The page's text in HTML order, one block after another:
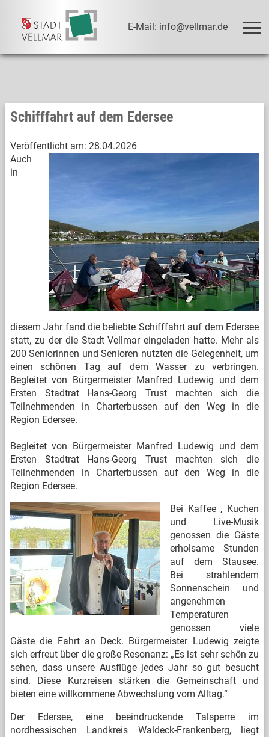
E-Mail: info@vellmar.de
Schifffahrt auf dem Edersee
Veröffentlicht am: 28.04.2026
Auch
in
diesem Jahr fand die beliebte Schifffahrt auf dem Edersee
statt, zu der die Stadt Vellmar eingeladen hatte. Mehr als
200 Seniorinnen und Senioren nutzten die Gelegenheit, um
einen schönen Tag auf dem Wasser zu verbringen.
Begleitet von Bürgermeister Manfred Ludewig und dem
Ersten Stadtrat Hans-Georg Trust machten sich die
Teilnehmenden in Charterbussen auf den Weg in die
Region Edersee.
Begleitet von Bürgermeister Manfred Ludewig und dem
Ersten Stadtrat Hans-Georg Trust machten sich die
Teilnehmenden in Charterbussen auf den Weg in die
Region Edersee.
Bei Kaffee , Kuchen
und Live-Musik
genossen die Gäste
erholsame Stunden
auf dem Stausee.
Bei strahlendem
Sonnenschein und
angenehmen
Temperaturen
genossen viele
Gäste die Fahrt an Deck. Bürgermeister Ludewig zeigte
sich erfreut über die große Resonanz: „Es ist sehr schön zu
sehen, dass unsere Ausflüge jedes Jahr so gut besucht
sind. Diese Kurzreisen stärken die Gemeinschaft und
bieten eine willkommene Abwechslung vom Alltag.“
Der Edersee, eine beeindruckende Talsperre im
nordhessischen Landkreis Waldeck-Frankenberg, liegt